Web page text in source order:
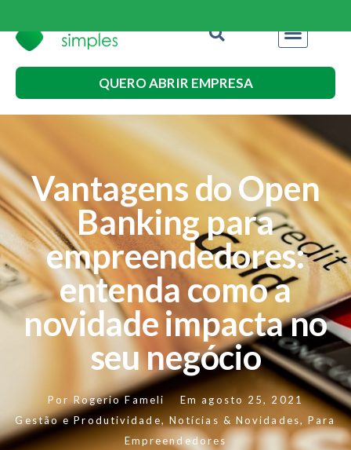
QUERO ABRIR EMPRESA
Vantagens do Open
Banking para
empreendedores:
entenda como a
novidade impacta no
seu negócio
Por Rogerio Fameli Em agosto 25, 2021
Gestão e Produtividade, Notícias & Novidades,Para
Empreendedores